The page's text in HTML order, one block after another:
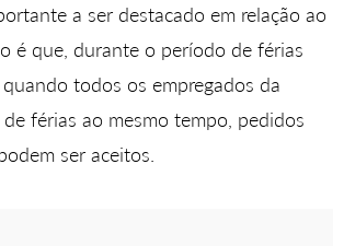
a ser destacado em relação ao
é que, durante o período de férias
todos os empregados da
férias ao mesmo tempo, pedidos
ser aceitos.